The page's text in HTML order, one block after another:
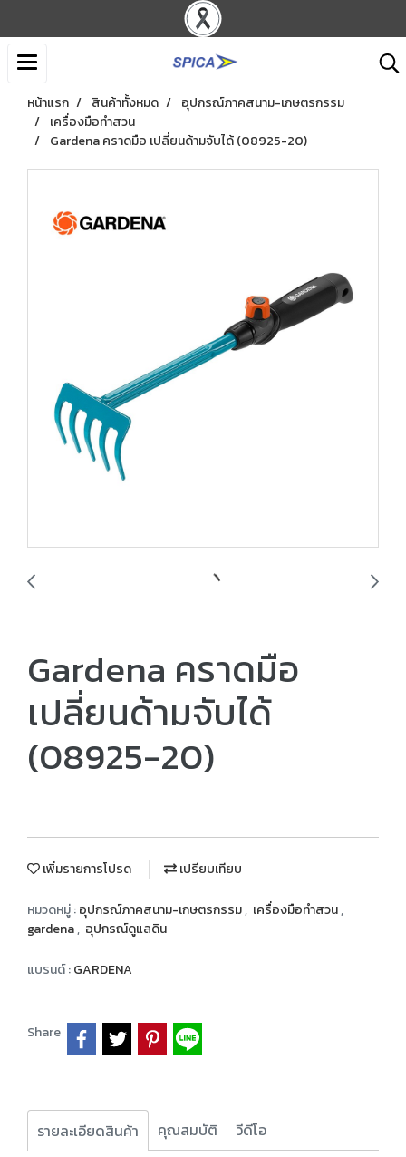
หน้าแรก สินค้าทั้งหมด
อุปกรณ์ภาคสนาม-เกษตรกรรม
เครื่องมือทำสวน
Gardena คราดมือ เปลี่ยนด้ามจับได้ (08925-20)
Gardena คราดมือ
เปลี่ยนด้ามจับได้
(08925-20)
เพิ่มรายการโปรด เปรียบเทียบ
หมวดหมู่ :อุปกรณ์ภาคสนาม-เกษตรกรรม, เครื่องมือทำสวน,
gardena, อุปกรณ์ดูแลดิน
แบรนด์ :GARDENA
Share
รายละเอียดสินค้า คุณสมบัติ วีดีโอ